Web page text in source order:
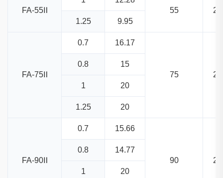
FA-55Ⅱ
55
1.25
9.95
FA-75Ⅱ
0.7 16.17
75
0.8 15
1 20
1.25 20
FA-90Ⅱ
0.7 15.66
90
0.8 14.77
1 20